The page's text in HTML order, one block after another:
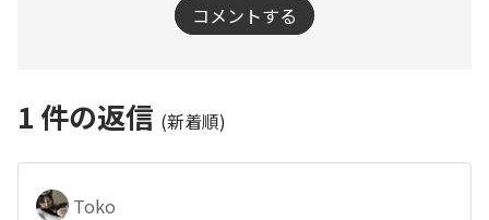
コメントする
1 件の返信 (新着順)
Toko